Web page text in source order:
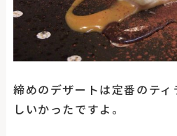
締めのデザートは定番のテ
しいかったですよ。